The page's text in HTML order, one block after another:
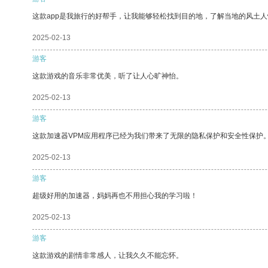
这款app是我旅行的好帮手，让我能够轻松找到目的地，了解当地的风土
2025-02-13
游客
这款游戏的音乐非常优美，听了让人心旷神怡。
2025-02-13
游客
这款加速器VPM应用程序已经为我们带来了无限的隐私保护和安全性保护
2025-02-13
游客
超级好用的加速器，妈妈再也不用担心我的学习啦！
2025-02-13
游客
这款游戏的剧情非常感人，让我久久不能忘怀。